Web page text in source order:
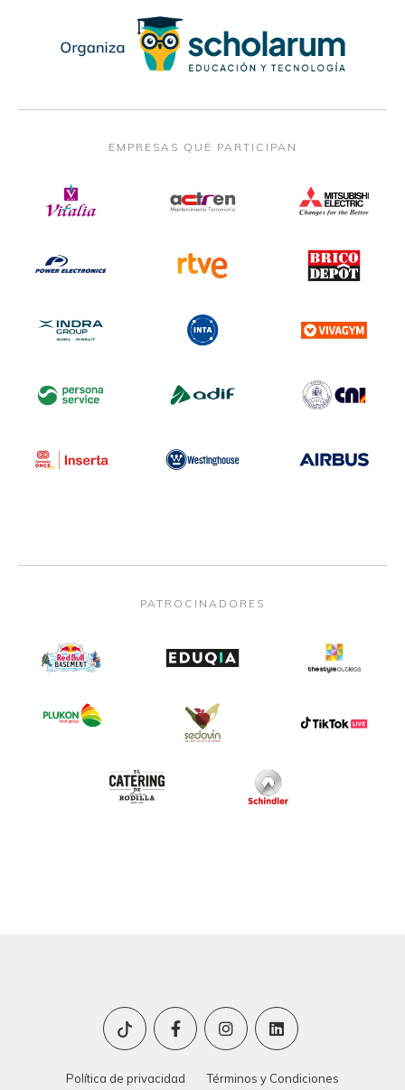
EMPRESAS QUE PARTICIPAN
PATROCINADORES
Política de privacidad Términos y Condiciones